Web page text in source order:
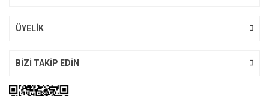
ÜYELİK
BİZİ TAKİP EDİN